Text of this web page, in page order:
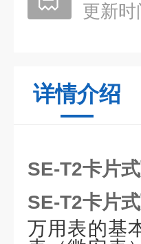
更新时
详情介绍
SE-T2卡片
SE-T2卡片
万用表的基